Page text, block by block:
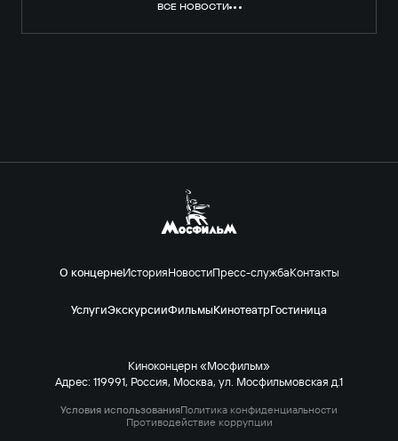
ВСЕ НОВОСТИ
О концернеИсторияНовостиПресс-службаКонтакты
УслугиЭкскурсииФильмыКинотеатрГостиница
Киноконцерн «Мосфильм»
Адрес: 119991, Россия, Москва, ул. Мосфильмовская д.1
Условия использованияПолитика конфиденциальности
Противодействие коррупции